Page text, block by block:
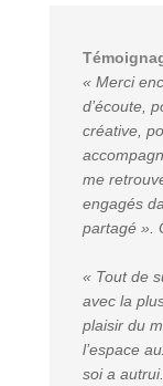
« Merci
d’écoute,
créative,
me
engagés
partagé ».
« Tout de
avec la
plaisir du
l’espace
soi a